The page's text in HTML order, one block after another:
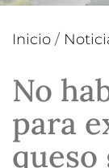
Inicio /
No
para
queso